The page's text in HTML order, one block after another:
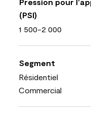
(PSI)
1 500-2 000
Segment
Résidentiel
Commercial